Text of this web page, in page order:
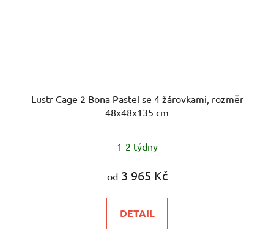
Lustr Cage 2 Bona Pastel se 4 žárovkami, rozměr
48x48x135 cm
1-2 týdny
od3 965 Kč
DETAIL